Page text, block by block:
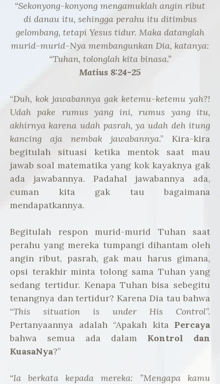
“Sekonyong-konyong mengamuklah angin ribut
di danau itu, sehingga perahu itu ditimbus
gelombang, tetapi Yesus tidur. Maka datanglah
murid-murid-Nya membangunkan Dia, katanya:
“Tuhan, tolonglah kita binasa.”
Matius 8:24-25
“Duh, kok jawabannya gak ketemu-ketemu yah?!
Udah pake rumus yang ini, rumus yang itu,
akhirnya karena udah pasrah, ya udah deh itung
kancing aja nembak jawabannya.” Kira-kira
begitulah situasi ketika mentok saat mau
jawab soal matematika yang kok kayaknya gak
ada jawabannya. Padahal jawabannya ada,
cuman kita gak tau bagaimana
mendapatkannya.
Begitulah respon murid-murid Tuhan saat
perahu yang mereka tumpangi dihantam oleh
angin ribut, pasrah, gak mau harus gimana,
opsi terakhir minta tolong sama Tuhan yang
sedang tertidur. Kenapa Tuhan bisa sebegitu
tenangnya dan tertidur? Karena Dia tau bahwa
“This situation is under His Control”.
Pertanyaannya adalah “Apakah kita Percaya
bahwa semua ada dalam Kontrol dan
KuasaNya?”
“Ia berkata kepada mereka: ”Mengapa kamu